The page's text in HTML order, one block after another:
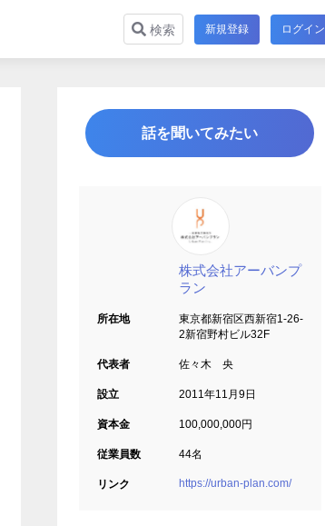
検索 新規登録 ログイン
話を聞いてみたい
株式会社アーバンプ
ラン
所在地
東京都新宿区西新宿1-26-
2新宿野村ビル32F
代表者 佐々木 央
設立 2011年11月9日
資本金 100,000,000円
従業員数 44名
リンク https://urban-plan.com/